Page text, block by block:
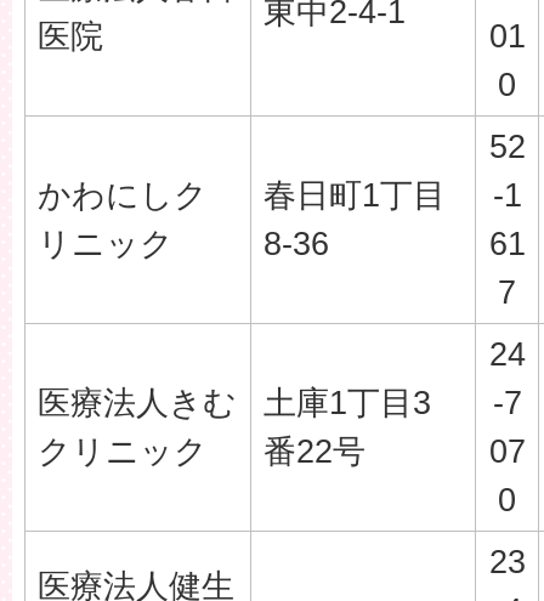
医院
東中2-4-1
01
0
かわにしク
リニック
春日町1丁目
8-36
52
-1
61
7
医療法人きむ
クリニック
土庫1丁目3
番22号
24
-7
07
0
医療法人健生
23